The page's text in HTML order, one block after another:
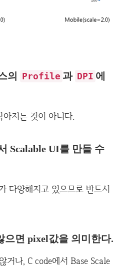
의 Profile 과 DPI 에
지는 것이 아니다.
Scalable UI를 만들 수
다양해지고 있으므로 반드시
으면 pixel값을 의미한다.
거나, C code에서 Base Scale